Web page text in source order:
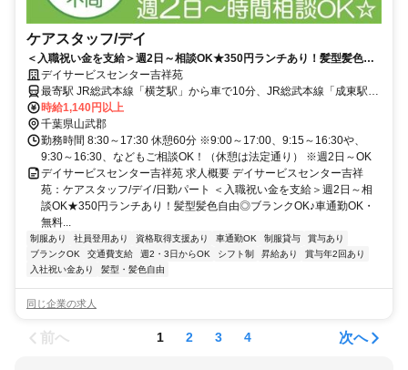
ケアスタッフ/デイ
＜入職祝い金を支給＞週2日～相談OK★350円ランチあり！髪型髪色自
由◎ブランクOK♪車通勤OK・無料駐車場あり♪【山武郡横芝光町・横芝
駅/成東駅/八日市場駅・デイ・ケアスタッフ・日勤パート】
デイサービスセンター吉祥苑
最寄駅 JR総武本線「横芝駅」から車で10分、JR総武本線「成東駅」
「八日市場駅」から車で20分
時給1,140円以上
千葉県山武郡
勤務時間 8:30～17:30 休憩60分 ※9:00～17:00、9:15～16:30や、
9:30～16:30、などもご相談OK！（休憩は法定通り） ※週2日～OK
デイサービスセンター吉祥苑 求人概要 デイサービスセンター吉祥
苑：ケアスタッフ/デイ/日勤パート ＜入職祝い金を支給＞週2日～相
談OK★350円ランチあり！髪型髪色自由◎ブランクOK♪車通勤OK・
無料...
制服あり 社員登用あり 資格取得支援あり 車通勤OK 制服貸与
賞与あり
ブランクOK
交通費支給 週2・3日からOK シフト制 昇給あり
賞与年2回あり
入社祝い金あり
髪型・髪色自由
同じ企業の求人
前へ 1 2 3 4 次へ